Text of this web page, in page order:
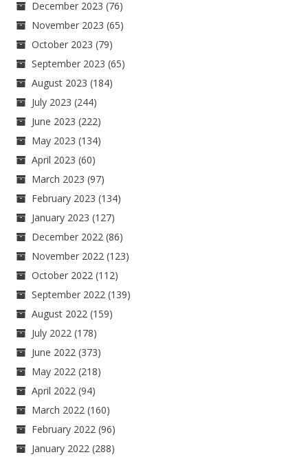
December 2023 (76)
November 2023 (65)
October 2023 (79)
September 2023 (65)
August 2023 (184)
July 2023 (244)
June 2023 (222)
May 2023 (134)
April 2023 (60)
March 2023 (97)
February 2023 (134)
January 2023 (127)
December 2022 (86)
November 2022 (123)
October 2022 (112)
September 2022 (139)
August 2022 (159)
July 2022 (178)
June 2022 (373)
May 2022 (218)
April 2022 (94)
March 2022 (160)
February 2022 (96)
January 2022 (288)